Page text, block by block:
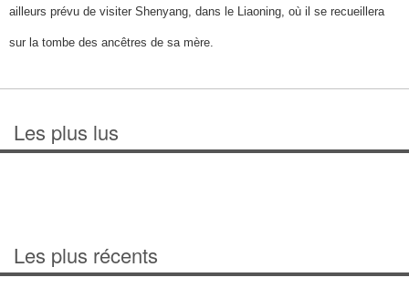
ailleurs prévu de visiter Shenyang, dans le Liaoning, où il se recueillera
sur la tombe des ancêtres de sa mère.
Les plus lus
Les plus récents